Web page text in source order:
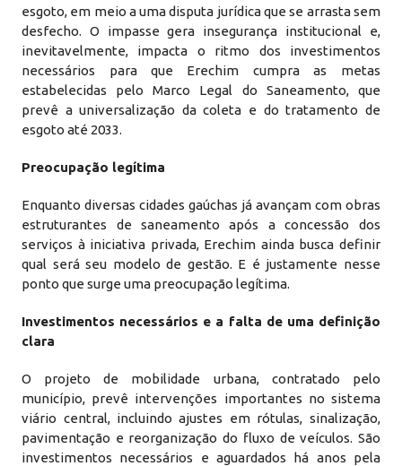
esgoto, em meio a uma disputa jurídica que se arrasta sem
desfecho. O impasse gera insegurança institucional e,
inevitavelmente, impacta o ritmo dos investimentos
necessários para que Erechim cumpra as metas
estabelecidas pelo Marco Legal do Saneamento, que
prevê a universalização da coleta e do tratamento de
esgoto até 2033.
Preocupação legítima
Enquanto diversas cidades gaúchas já avançam com obras
estruturantes de saneamento após a concessão dos
serviços à iniciativa privada, Erechim ainda busca definir
qual será seu modelo de gestão. E é justamente nesse
ponto que surge uma preocupação legítima.
Investimentos necessários e a falta de uma definição
clara
O projeto de mobilidade urbana, contratado pelo
município, prevê intervenções importantes no sistema
viário central, incluindo ajustes em rótulas, sinalização,
pavimentação e reorganização do fluxo de veículos. São
investimentos necessários e aguardados há anos pela